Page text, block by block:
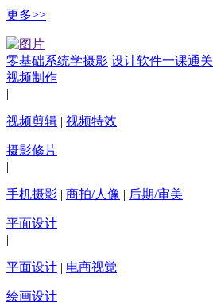
更多>>
零基础系统学摄影 设计软件一课通关
视频制作
|
视频剪辑 | 视频特效
摄影修片
|
手机摄影 | 商拍/人像 | 后期/审美
平面设计
|
平面设计 | 电商视觉
绘画设计